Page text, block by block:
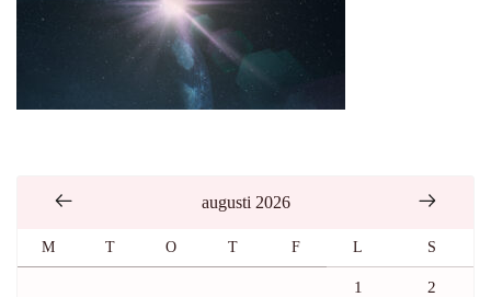
augusti 2026
M T O T F L S
1 2